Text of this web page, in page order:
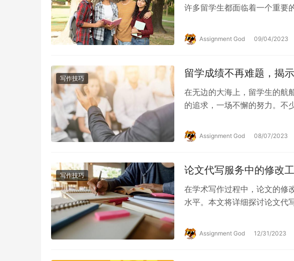
许多留学生都面临着一个重要
Assignment God 09/04/2023
写作技巧 留学成绩不再难题，揭
在无边的大海上，留学生的航
的追求，一场不懈的努力。不
Assignment God 08/07/2023
写作技巧 论文代写服务中的修改
在学术写作过程中，论文的修
水平。本文将详细探讨论文代
Assignment God 12/31/2023